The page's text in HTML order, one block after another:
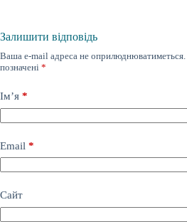
Залишити відповідь
Ваша e-mail адреса не оприлюднюватиметься.
позначені *
Ім’я *
Email *
Сайт